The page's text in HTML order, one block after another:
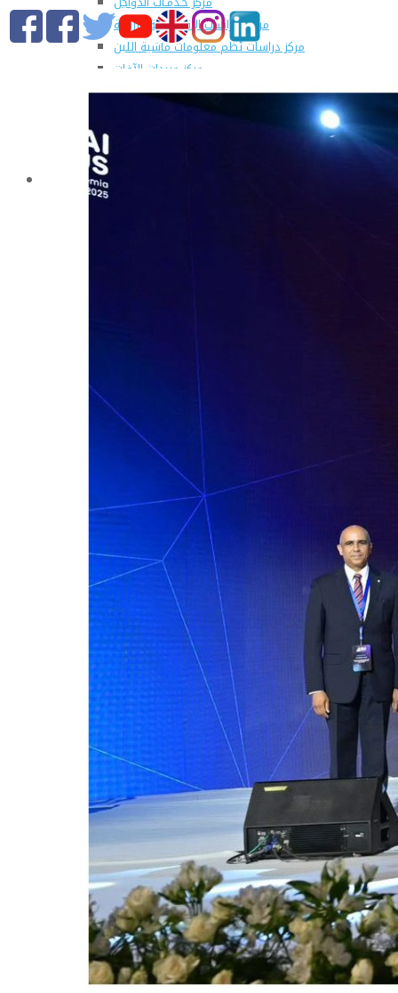
مركز الدراسات الإقتصادية الزراعية
مركز دراسات نُظم معلومات ماشية اللبن
مركز مبيدات الآفات
مطبعة كلية الزراعة
وحدة الهندسة الزراعية للدراسات والإستشارات الفنية
التسجيل في دورات مركز الحاسب الآلي بالكلية
التعليم والطلاب
للحصول على البريد الالكترونى للطالب
التدريب الميداني
نادى الطلاب المتفوقين
الدراسات العليا والبحوث والعلاقات الثقافية
عن قطاع الدراسات العليا والبحوث
إدارة العلاقات الثقافية
المصاريف الدراسية لطلاب الدراسات العليا
البرامج الدراسية
الدكتوراة
برنامج الماجستير
برنامج الماجستير المهنى
ماجستير الأدارة المستدامة للأراضى
لوائح برامج الدراسات العليا
(الأوراق المطلوبة للتسجيل (ماجستير/ دكتوراه
التقدم للدراسات العليا إلكترونيا
شروط قبول الطلاب الوافديين
متطلبات منح درجة الدكتوراة
إيداع الرسائل بالمكتبة المركزية
نماذج البعثات والمهمات العلمية
قواعد كتابة الرسائل العلمية
محطة التجارب و البحوث الزراعية
خدمة المجتمع وتنمية البيئة
تقرير قطاع شئون البيئة و خدمة المجتمع
عن قطاع خدمة المجتمع وتنمية البيئة
الخطة السنوية للقطاع
وحدة الأزمات والكوارث